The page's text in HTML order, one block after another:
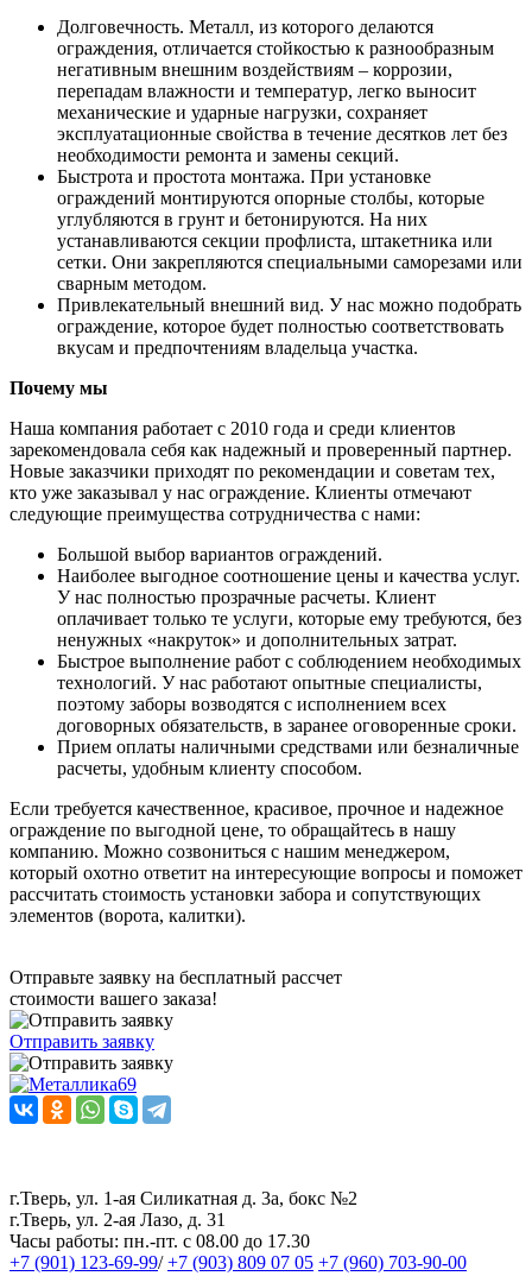
Долговечность. Металл, из которого делаются
ограждения, отличается стойкостью к разнообразным
негативным внешним воздействиям – коррозии,
перепадам влажности и температур, легко выносит
механические и ударные нагрузки, сохраняет
эксплуатационные свойства в течение десятков лет без
необходимости ремонта и замены секций.
Быстрота и простота монтажа. При установке
ограждений монтируются опорные столбы, которые
углубляются в грунт и бетонируются. На них
устанавливаются секции профлиста, штакетника или
сетки. Они закрепляются специальными саморезами или
сварным методом.
Привлекательный внешний вид. У нас можно подобрать
ограждение, которое будет полностью соответствовать
вкусам и предпочтениям владельца участка.
Почему мы
Наша компания работает с 2010 года и среди клиентов
зарекомендовала себя как надежный и проверенный партнер.
Новые заказчики приходят по рекомендации и советам тех,
кто уже заказывал у нас ограждение. Клиенты отмечают
следующие преимущества сотрудничества с нами:
Большой выбор вариантов ограждений.
Наиболее выгодное соотношение цены и качества услуг.
У нас полностью прозрачные расчеты. Клиент
оплачивает только те услуги, которые ему требуются, без
ненужных «накруток» и дополнительных затрат.
Быстрое выполнение работ с соблюдением необходимых
технологий. У нас работают опытные специалисты,
поэтому заборы возводятся с исполнением всех
договорных обязательств, в заранее оговоренные сроки.
Прием оплаты наличными средствами или безналичные
расчеты, удобным клиенту способом.
Если требуется качественное, красивое, прочное и надежное
ограждение по выгодной цене, то обращайтесь в нашу
компанию. Можно созвониться с нашим менеджером,
который охотно ответит на интересующие вопросы и поможет
рассчитать стоимость установки забора и сопутствующих
элементов (ворота, калитки).
Отправьте заявку на бесплатный рассчет
стоимости вашего заказа!
Отправить заявку
г.Тверь, ул. 1-ая Силикатная д. 3а, бокс №2
г.Тверь, ул. 2-ая Лазо, д. 31
Часы работы: пн.-пт. с 08.00 до 17.30
+7 (901) 123-69-99/+7 (903) 809 07 05 +7 (960) 703-90-00